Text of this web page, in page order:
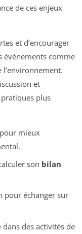
de ces enjeux
et d’encourager
événements comme
et
plus
mieux
son bilan
pour échanger sur
des activités de